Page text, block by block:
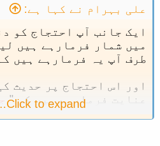
غ
ز
ک
ن
و
علی بہرام نے کہا ہے:
ایک جانب آپ احتجاج کو
میں شمار فرمارہے ہیں
طرف آپ یہ فرمارہے ہیں کہ
اور اس احتجاج پر حدیث
عنایت فرمارہے ہیں کہ "
غلط بات دیکھو تو اُسے
Click to expand...